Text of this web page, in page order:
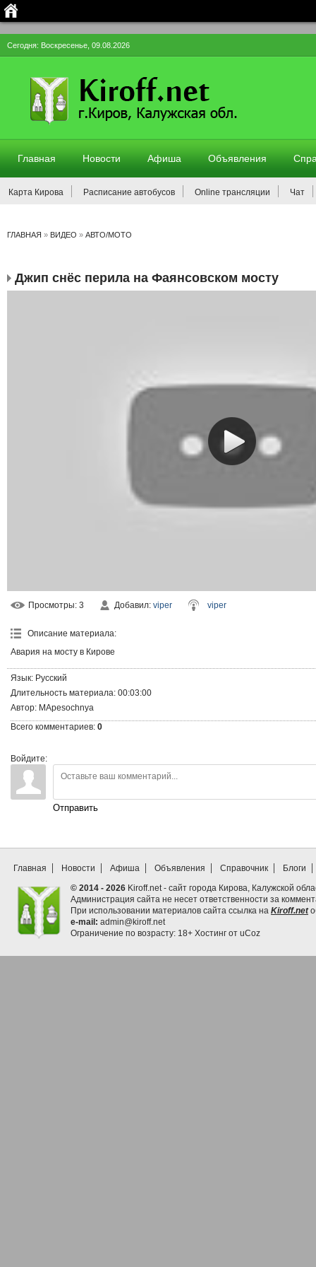
Сегодня: Воскресенье, 09.08.2026
Главная Новости Афиша Объявления
Карта Кирова Расписание автобусов Online трансляции Чат
ГЛАВНАЯ » ВИДЕО » АВТО/МОТО
Джип снёс перила на Фаянсовском мосту
Просмотры: 3 Добавил: viper viper
Описание материала:
Авария на мосту в Кирове
Язык: Русский
Длительность материала: 00:03:00
Автор: MApesochnya
Всего комментариев: 0
Войдите:
Отправить
Главная Новости Афиша Объявления Справочник
Блоги
© 2014 - 2026 Kiroff.net - сайт города Кирова, Калужской
Администрация сайта не несет ответственности за
При использовании материалов сайта ссылка на Kiroff.net
e-mail: admin@kiroff.net
Ограничение по возрасту: 18+ Хостинг от uCoz